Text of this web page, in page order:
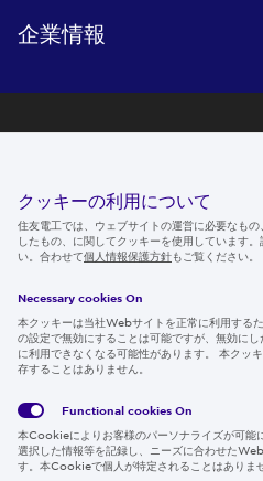
企業情報
ニュースルーム
IR情報
採用情報
Global
サイト
クッキーの利用について
住友電工では、ウェブサイトの運営に必要なも
したもの、に関してクッキーを使用しています。
い。合わせて個人情報保護方針もご覧ください。
Necessary cookies On
本クッキーは当社Webサイトを正常に利用する
の設定で無効にすることは可能ですが、無効に
に利用できなくなる可能性があります。 本クッ
存することはありません。
Functional cookies On
本Cookieによりお客様のパーソナライズが可能
選択した情報等を記録し、ニーズに合わせた
す。本Cookieで個人が特定されることはありませ